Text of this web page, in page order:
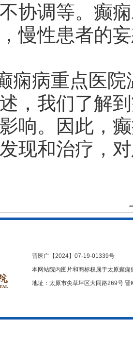
协调等。癫
慢性患者的
痫病重点医
，我们了解
响。因此，
现和治疗，
晋医广【2024】07-19-01339号
本网站院内图片和商标权属于太原癫
地址：太原市尖草坪区大同路269号 晋